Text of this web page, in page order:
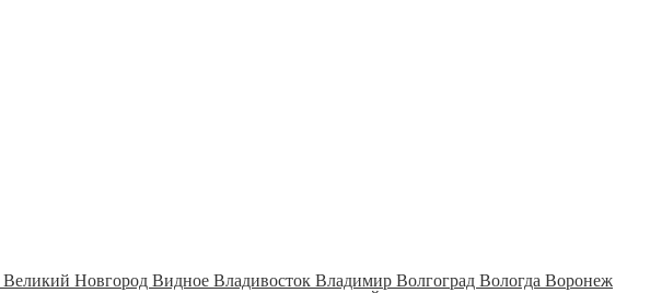
Великий Новгород Видное Владивосток Владимир Волгоград Вологда Воронеж